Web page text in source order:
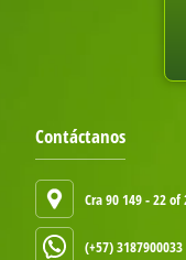
Contáctanos
Cra 90 149 - 22
(+57) 3187900033